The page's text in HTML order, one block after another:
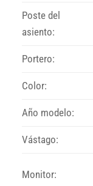
Poste del
asiento:
Portero:
Color:
Año modelo:
Vástago:
Monitor: